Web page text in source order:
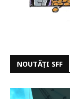
NOUTĂȚI SFF